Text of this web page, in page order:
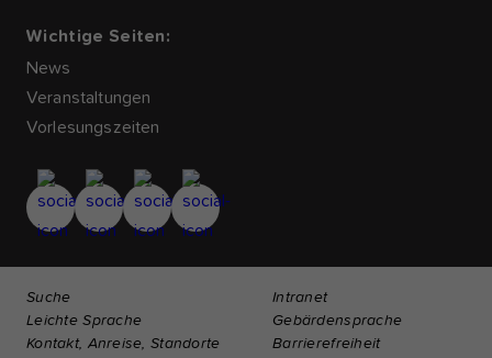
Wichtige Seiten:
News
Veranstaltungen
Vorlesungszeiten
Suche
Intranet
Leichte Sprache
Gebärdensprache
Kontakt, Anreise, Standorte
Barrierefreiheit